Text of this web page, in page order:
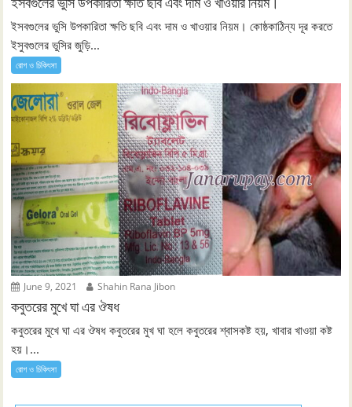
ইসবগুলের ভুসি উপকারিতা ক্ষতি ছবি এবং দাম ও খাওয়ার নিয়ম। কোষ্ঠকাঠিন্য দূর করতে
ইসুবগুলের ভুসির জুড়ি...
রোগ ও চিকিৎসা
June 9, 2021 Shahin Rana Jibon
কবুতরের মুখে ঘা এর ঔষধ
কবুতরের মুখে ঘা এর ঔষধ কবুতরের মুখ ঘা হলে কবুতরের শ্বাসকষ্ট হয়, খাবার খাওয়া কষ্ট
হয়।...
রোগ ও চিকিৎসা